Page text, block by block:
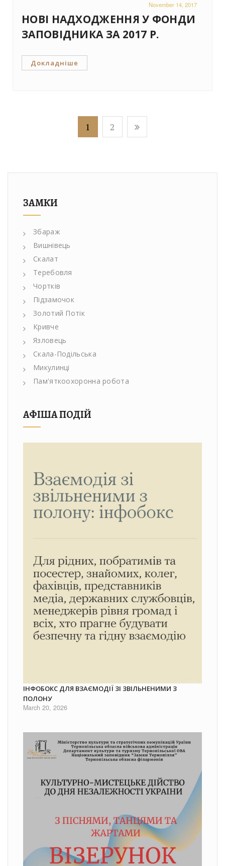
November 14, 2017
НОВІ НАДХОДЖЕННЯ У ФОНДИ
ЗАПОВІДНИКА ЗА 2017 Р.
Докладніше
1 2
ЗАМКИ
Збараж
Вишнівець
Скалат
Теребовля
Чортків
Підзамочок
Золотий Потік
Кривче
Язловець
Скала-Подільська
Микулинці
Пам'яткоохоронна робота
АФІША ПОДІЙ
ІНФОБОКС ДЛЯ ВЗАЄМОДІЇ ЗІ ЗВІЛЬНЕНИМИ З
ПОЛОНУ
March 20, 2026